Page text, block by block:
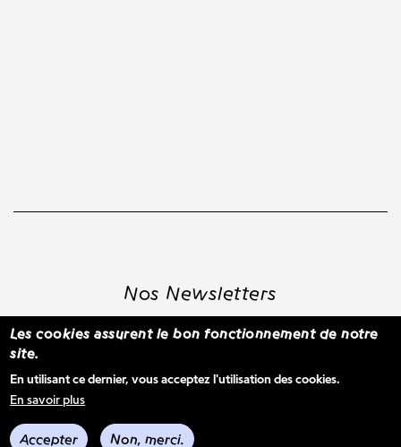
Nos Newsletters
Voir les derniers envois
Les cookies assurent le bon fonctionnement de notre
site.
En utilisant ce dernier, vous acceptez l'utilisation des cookies.
En savoir plus
Accepter Non, merci.